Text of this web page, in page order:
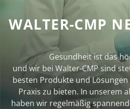
WALTER-CMP
Gesundheit ist das
und wir bei Walter‑CMP sind
besten Produkte und
Praxis zu bieten. In unserem
haben wir regelmäßig